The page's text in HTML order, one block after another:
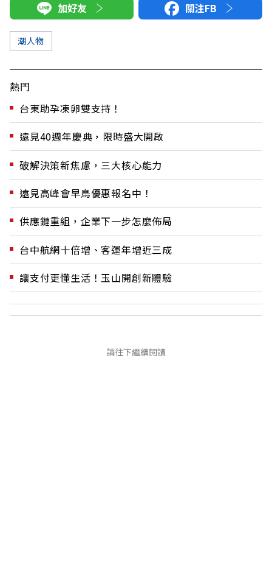
加好友 關注FB
潮人物
熱門
台東助孕凍卵雙支持！
遠見40週年慶典，限時盛大開啟
破解決策新焦慮，三大核心能力
遠見高峰會早鳥優惠報名中！
供應鏈重組，企業下一步怎麼佈局
台中航網十倍增、客運年增近三成
讓支付更懂生活！玉山開創新體驗
請往下繼續閱讀